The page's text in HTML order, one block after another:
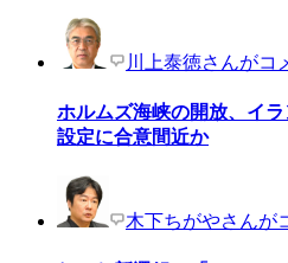
川上泰徳さんがコ
ホルムズ海峡の開放、イ
設定に合意間近か
木下ちがやさんが